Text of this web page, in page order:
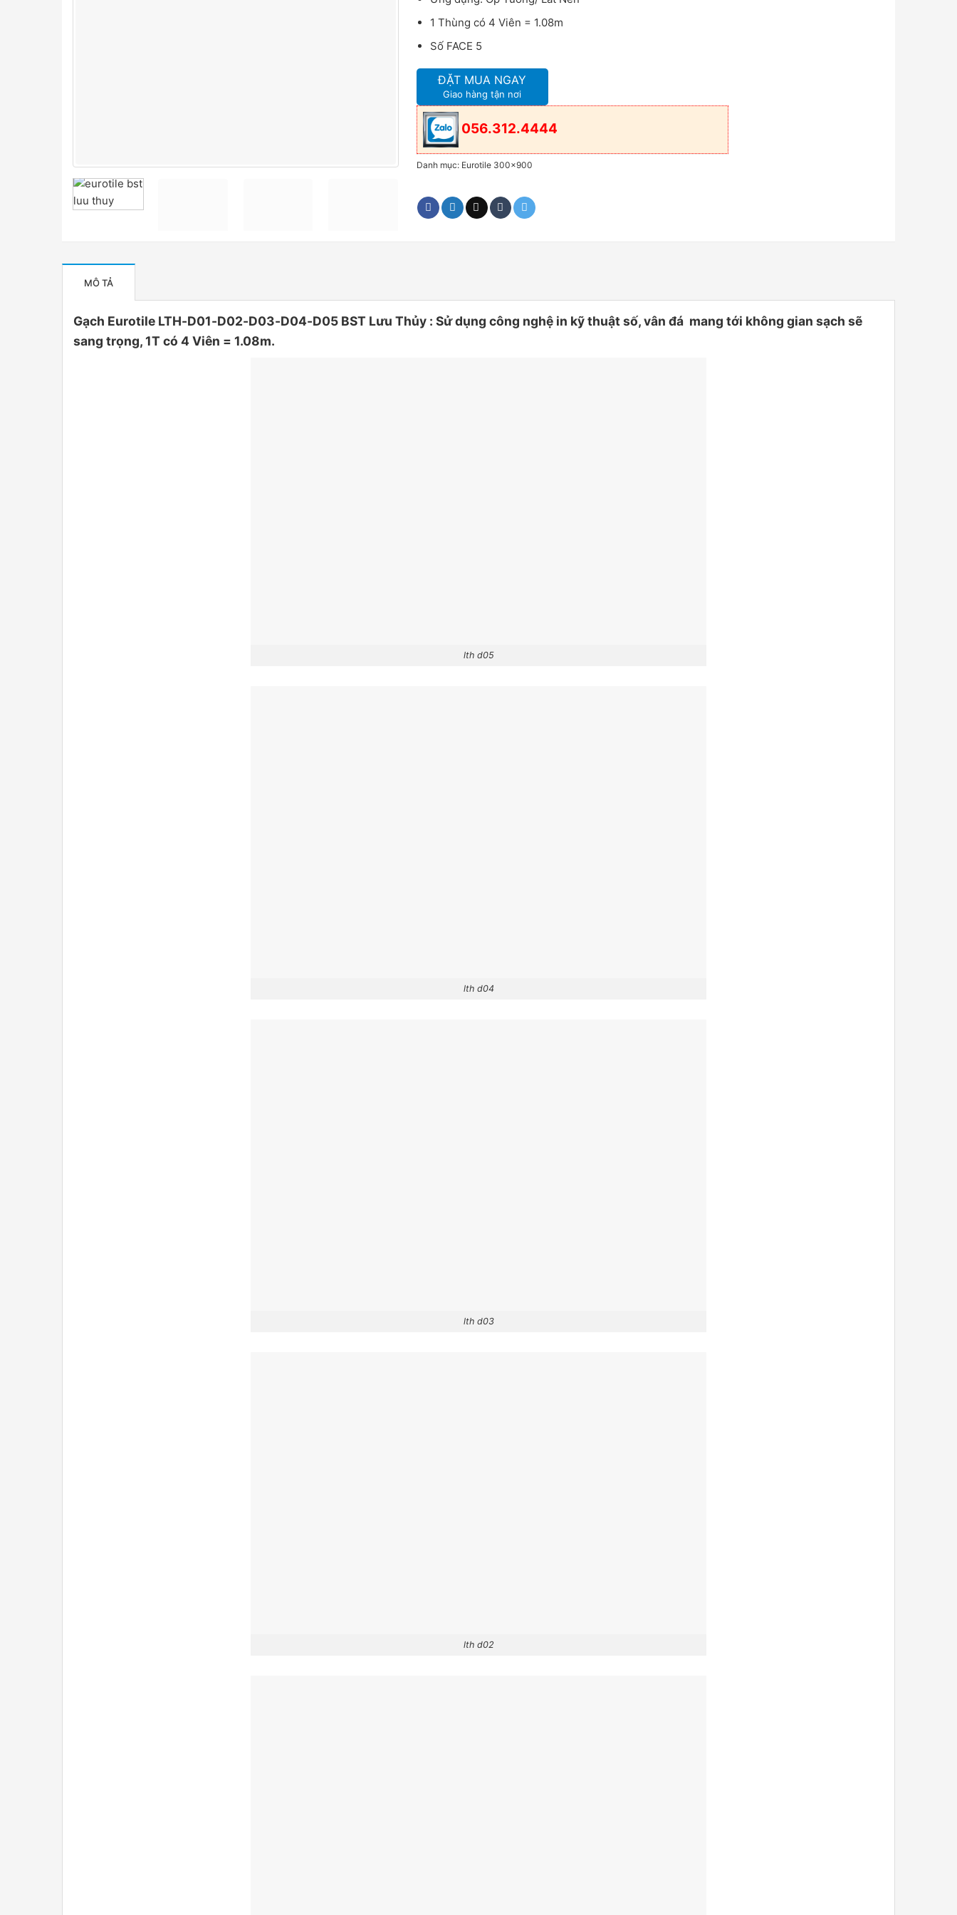
1 Thùng có 4 Viên = 1.08m
Số FACE 5
ĐẶT MUA NGAY
Giao hàng tận nơi
056.312.4444
Danh mục: Eurotile 300x900
MÔ TẢ
Gạch Eurotile LTH-D01-D02-D03-D04-D05 BST Lưu Thủy : Sử dụng công nghệ in kỹ thuật số, vân đá mang tới không gian sạch sẽ
sang trọng, 1T có 4 Viên = 1.08m.
lth d05
lth d04
lth d03
lth d02